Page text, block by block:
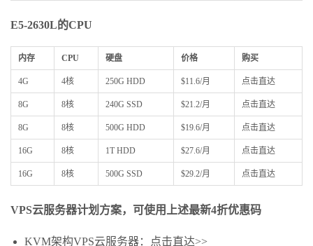
E5-2630L的CPU
内存 CPU 硬盘 价格 购买
4G 4核 250G HDD $11.6/月 点击直达
8G 8核 240G SSD $21.2/月 点击直达
8G 8核 500G HDD $19.6/月 点击直达
16G 8核 1T HDD $27.6/月 点击直达
16G 8核 500G SSD $29.2/月 点击直达
VPS云服务器计划方案，可使用上述最新4折优惠码
KVM架构VPS云服务器：点击直达>>